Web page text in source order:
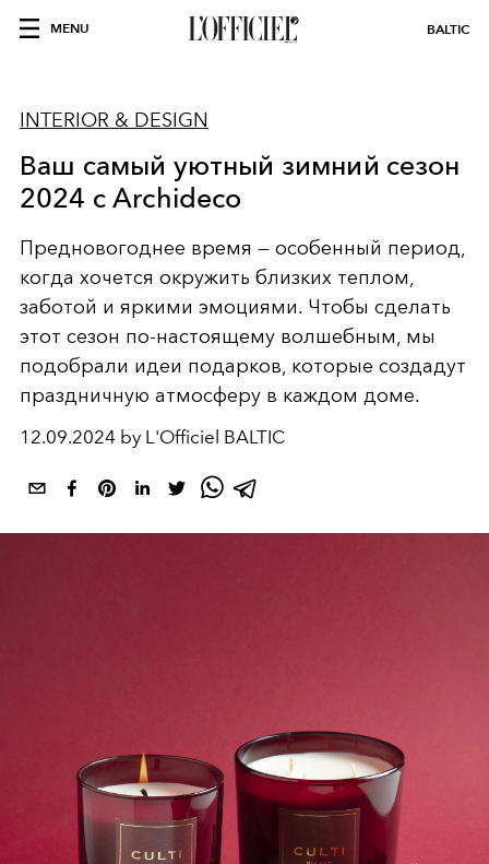
MENU BALTIC
INTERIOR & DESIGN
Ваш самый уютный зимний сезон
2024 с Archideco
Предновогоднее время — особенный период,
когда хочется окружить близких теплом,
заботой и яркими эмоциями. Чтобы сделать
этот сезон по-настоящему волшебным, мы
подобрали идеи подарков, которые создадут
праздничную атмосферу в каждом доме.
12.09.2024 by L'Officiel BALTIC